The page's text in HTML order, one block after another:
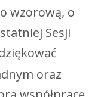
wzorową, o
Sesji
oraz